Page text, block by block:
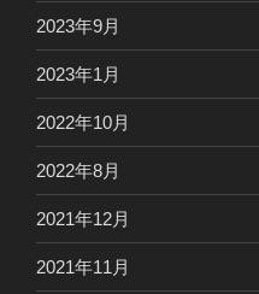
2023年9月
2023年1月
2022年10月
2022年8月
2021年12月
2021年11月